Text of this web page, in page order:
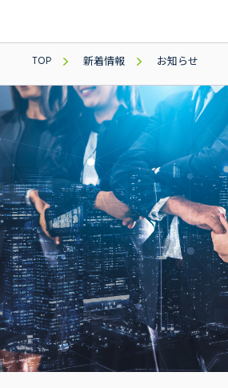
三木森グループについて
TOP 新着情報 お知らせ